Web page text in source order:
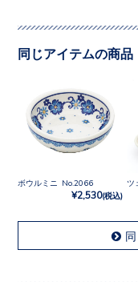
同じアイテムの商品
ボウルミニ No.2066
¥2,530(税込)
ツ